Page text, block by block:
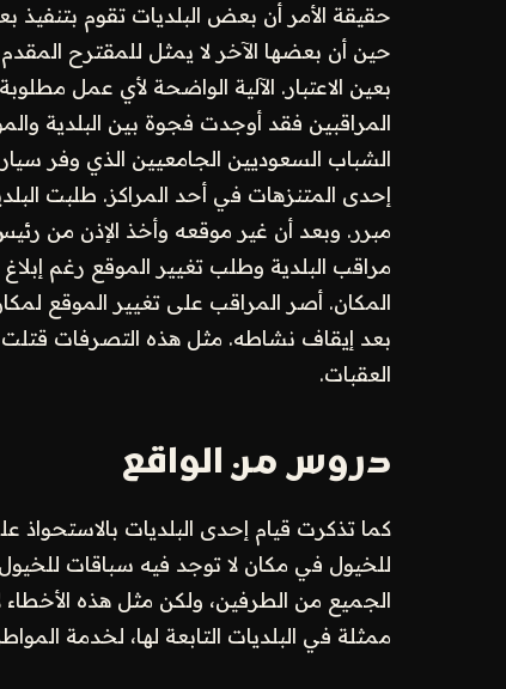
حقيقة الأمر أن بعض البلديات تقوم
حين أن بعضها الآخر لا يمثل للمقترح
بعين الاعتبار. الآلية الواضحة لأي عمل
المراقبين فقد أوجدت فجوة بين البلدية
الشباب السعوديين الجامعيين الذي وفر
إحدى المتنزهات في أحد المراكز. طلبت
مبرر. وبعد أن غير موقعه وأخذ الإذن من
مراقب البلدية وطلب تغيير الموقع رغم
المكان. أصر المراقب على تغيير الموقع
بعد إيقاف نشاطه. مثل هذه التصرفات
العقبات.
دروس من الواقع
كما تذكرت قيام إحدى البلديات
للخيول في مكان لا توجد فيه سباقات
الجميع من الطرفين، ولكن مثل هذه الأخطاء
ممثلة في البلديات التابعة لها، لخدمة